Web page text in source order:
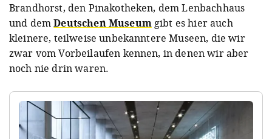
Brandhorst, den Pinakotheken, dem Lenbachhaus
und demDeutschen Museumgibt es hier auch
kleinere, teilweise unbekanntere Museen, die wir
zwar vom Vorbeilaufen kennen, in denen wir aber
noch nie drin waren.